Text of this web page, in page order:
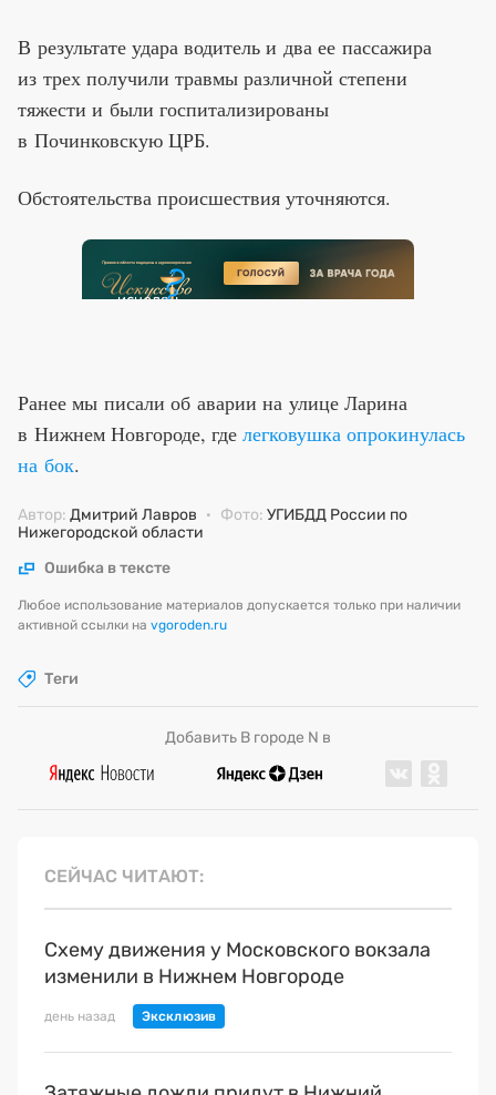
В результате удара водитель и два ее пассажира
из трех получили травмы различной степени
тяжести и были госпитализированы
в Починковскую ЦРБ.
Обстоятельства происшествия уточняются.
Ранее мы писали об аварии на улице Ларина
в Нижнем Новгороде, где легковушка опрокинулась
на бок.
Автор: Дмитрий Лавров · Фото: УГИБДД России по
Нижегородской области
Ошибка в тексте
Любое использование материалов допускается только при наличии
активной ссылки на vgoroden.ru
Теги
Добавить В городе N в
СЕЙЧАС ЧИТАЮТ
Схему движения у Московского вокзала
изменили в Нижнем Новгороде
день назад